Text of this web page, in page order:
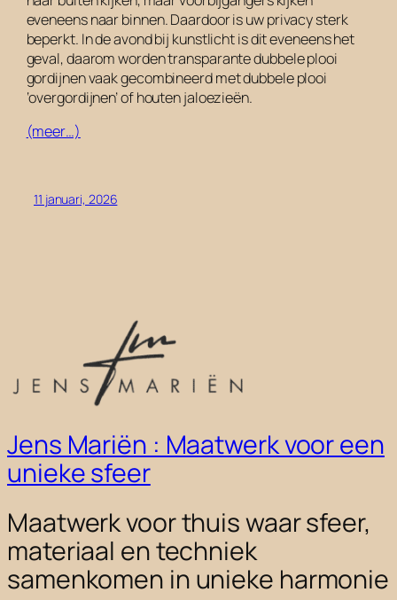
eveneens naar binnen. Daardoor is uw privacy sterk
beperkt. In de avond bij kunstlicht is dit eveneens het
geval, daarom worden transparante dubbele plooi
gordijnen vaak gecombineerd met dubbele plooi
‘overgordijnen’ of houten jaloezieën.
(meer…)
11 januari, 2026
Jens Mariën : Maatwerk voor een
unieke sfeer
Maatwerk voor thuis waar sfeer,
materiaal en techniek
samenkomen in unieke harmonie